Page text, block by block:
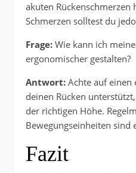
akuten Rückenschmerzen
Schmerzen solltest du
Frage: Wie kann ich
ergonomischer gestalten?
Antwort: Achte auf einen
deinen Rücken
der richtigen Höhe.
Bewegungseinheiten sind
Fazit